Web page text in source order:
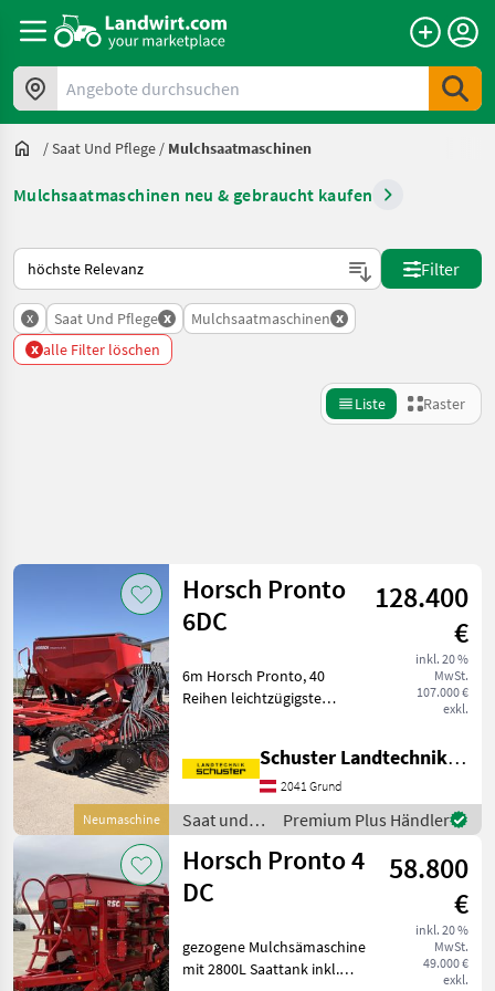
Angebote durchsuchen
/Saat Und Pflege / Mulchsaatmaschinen
Mulchsaatmaschinen neu & gebraucht kaufen
So wird auf Landwirt.com sortiert
Filter
x Saat Und Pflege x Mulchsaatmaschinen x
x alle Filter löschen
Liste Raster
Kategorie 3 Land Filter
AKTUELLER
PFAD
Landtechnik
Saat
Und
Pflege
Mulchsaatmaschinen
WÄHLEN
Pöttinger
3
Horsch
2
Zurücksetzen
Ergebnisse
anzeigen
Neumaschine
Horsch Pronto
6DC
128.400
€
inkl. 20 %
MwSt.
107.000 €
exkl.
6m Horsch Pronto, 40
Reihen leichtzügigste
Arbeitsgeschwindigkeiten
von bis zu 20 km/h und
eine präzise Saatgutablage
1. Stufe: S
Schuster Landtechnik Grund
2041 Grund
Saat und
Pflege /
Horsch
Premium Plus Händler
Horsch Pronto 4
DC
58.800
€
inkl. 20 %
MwSt.
49.000 €
exkl.
gezogene Mulchsämaschine
mit 2800L Saattank inkl.